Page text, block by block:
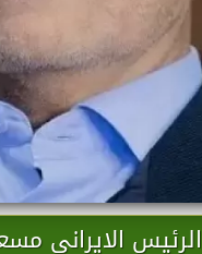
الرئيس الايراني